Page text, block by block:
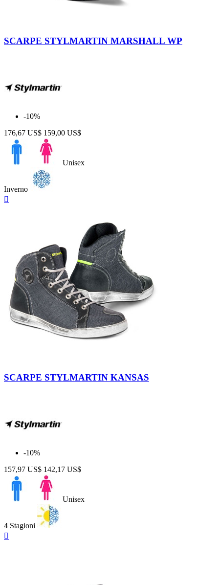
SCARPE STYLMARTIN MARSHALL WP
-10%
176,67 US$ 159,00 US$
Unisex
Inverno

SCARPE STYLMARTIN KANSAS
-10%
157,97 US$ 142,17 US$
Unisex
4 Stagioni
